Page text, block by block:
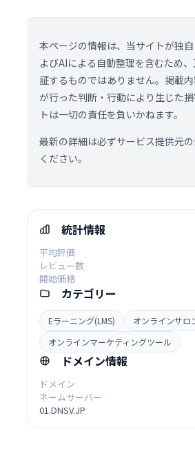
本ページの情報は、当サイトが独
よびAIによる自動整理を含むため
証するものではありません。掲載
が行った判断・行動により生じた
トは一切の責任を負いかねます。
最新の詳細は必ずサービス提供元
ください。
統計情報
平均評価
レビュー数
開始価格
カテゴリー
Eラーニング(LMS)
オンラインサロ
オンラインマーケティングツール
ドメイン情報
ドメイン
ネームサーバー
01.DNSV.JP